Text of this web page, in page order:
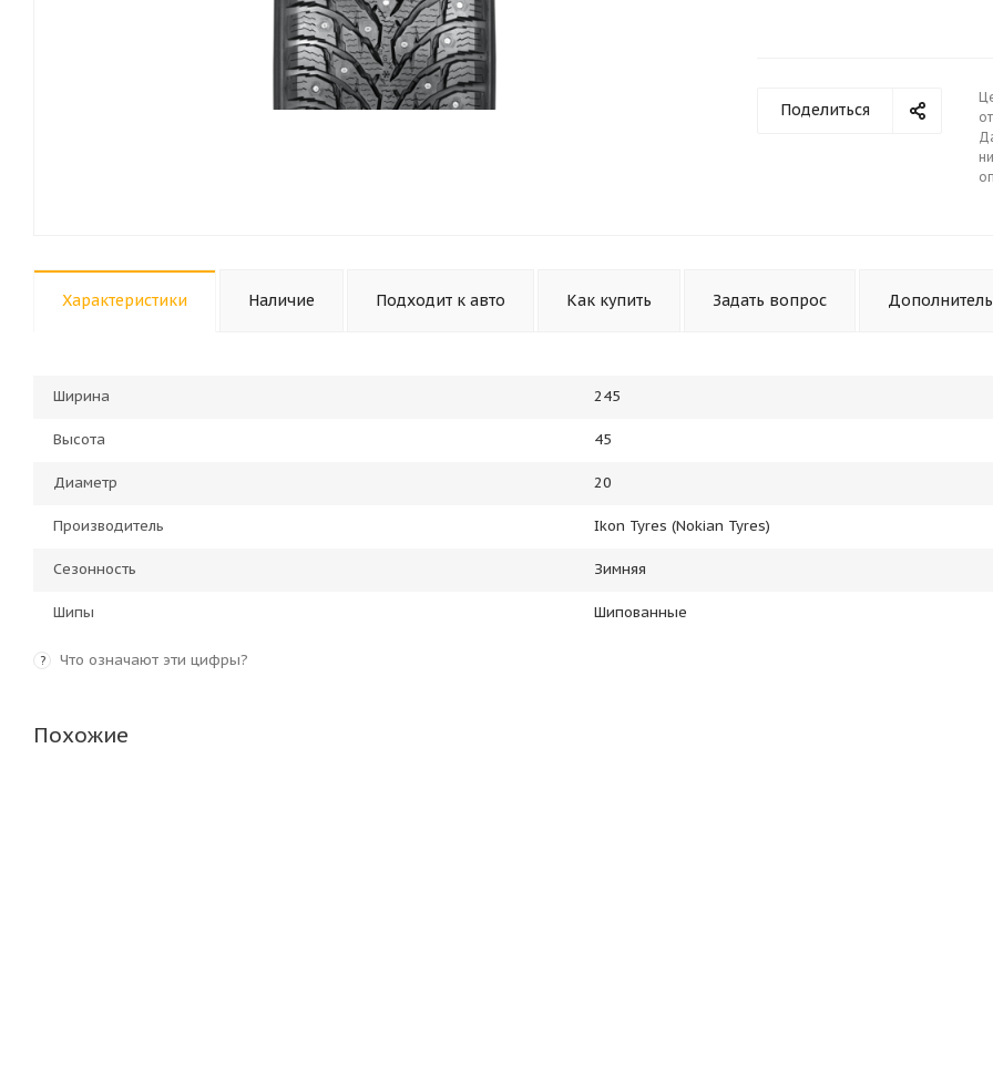
Поделиться
Характеристики Наличие Подходит к авто Как купить Задать вопрос
Ширина 245
Высота 45
Диаметр 20
Производитель Ikon Tyres (Nokian Tyres)
Сезонность Зимняя
Шипы Шипованные
? Что означают эти цифры?
Похожие